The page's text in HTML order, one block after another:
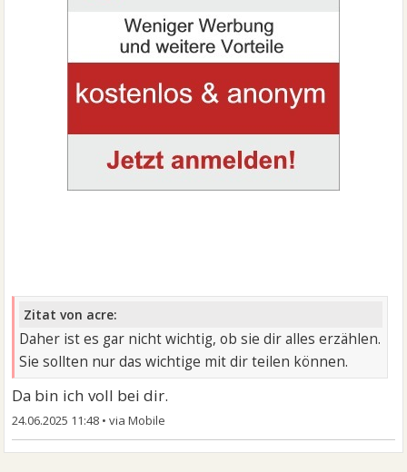
Zitat von acre:
Daher ist es gar nicht wichtig, ob sie dir alles erzählen.
Sie sollten nur das wichtige mit dir teilen können.
Da bin ich voll bei dir.
24.06.2025 11:48 •